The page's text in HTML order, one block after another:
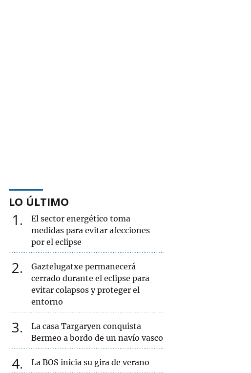
LO ÚLTIMO
1
El sector energético toma
medidas para evitar afecciones
por el eclipse
2
Gaztelugatxe permanecerá
cerrado durante el eclipse para
evitar colapsos y proteger el
entorno
3
La casa Targaryen conquista
Bermeo a bordo de un navío vasco
4 La BOS inicia su gira de verano